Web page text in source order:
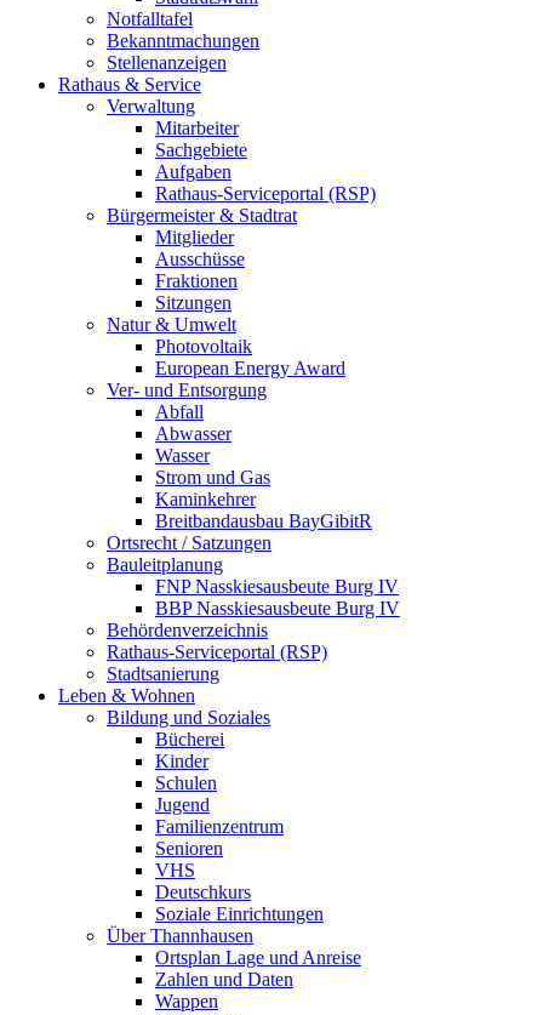
Notfalltafel
Bekanntmachungen
Stellenanzeigen
Rathaus & Service
Verwaltung
Mitarbeiter
Sachgebiete
Aufgaben
Rathaus-Serviceportal (RSP)
Bürgermeister & Stadtrat
Mitglieder
Ausschüsse
Fraktionen
Sitzungen
Natur & Umwelt
Photovoltaik
European Energy Award
Ver- und Entsorgung
Abfall
Abwasser
Wasser
Strom und Gas
Kaminkehrer
Breitbandausbau BayGibitR
Ortsrecht / Satzungen
Bauleitplanung
FNP Nasskiesausbeute Burg IV
BBP Nasskiesausbeute Burg IV
Behördenverzeichnis
Rathaus-Serviceportal (RSP)
Stadtsanierung
Leben & Wohnen
Bildung und Soziales
Bücherei
Kinder
Schulen
Jugend
Familienzentrum
Senioren
VHS
Deutschkurs
Soziale Einrichtungen
Über Thannhausen
Ortsplan Lage und Anreise
Zahlen und Daten
Wappen